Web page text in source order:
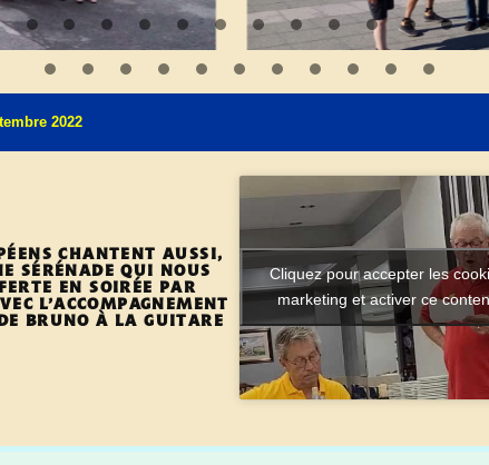
2022
CHANTENT AUSSI,
SÉRÉNADE QUI NOUS
EN SOIRÉE PAR
L’ACCOMPAGNEMENT
BRUNO À LA GUITARE
Cliquez pour accepter les
marketing et activer ce